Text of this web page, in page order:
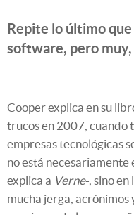
Repite lo último
software, pero
Cooper explica en su
trucos en 2007, cuando
empresas tecnológicas
no está necesariamente
explica a Verne-, sino
mucha jerga, acrónimos